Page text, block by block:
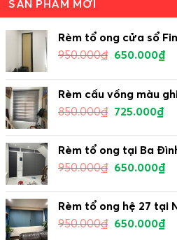
SẢN PHẨM MỚI
Rèm tổ ong cửa sổ
950.000₫ 650.000₫
Rèm cầu vồng màu
850.000₫ 725.000₫
Rèm tổ ong tại Ba
950.000₫ 650.000₫
Rèm tổ ong hệ 27 tại
950.000₫ 650.000₫